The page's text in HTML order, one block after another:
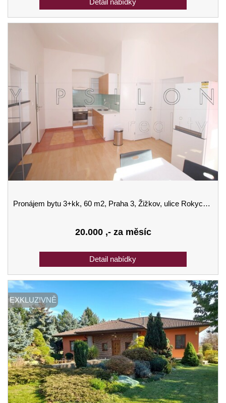
Pronájem bytu 3+kk, 60 m2, Praha 3, Žižkov, ulice Rokycanova
20.000,- za měsíc
EXKLUZIVNĚ